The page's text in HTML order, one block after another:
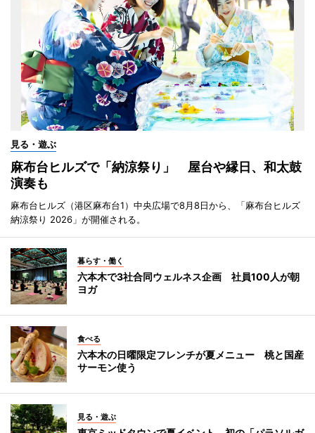
見る・遊ぶ
麻布台ヒルズで「納涼祭り」 屋台や縁日、和太鼓
演奏も
麻布台ヒルズ（港区麻布台1）中央広場で8月8日から、「麻布台ヒルズ
納涼祭り 2026」が開催される。
暮らす・働く
六本木で3社合同ウェルネス企画 社員100人が朝
ヨガ
食べる
六本木の日曜限定フレンチが夏メニュー 桃と国産
サーモン使う
見る・遊ぶ